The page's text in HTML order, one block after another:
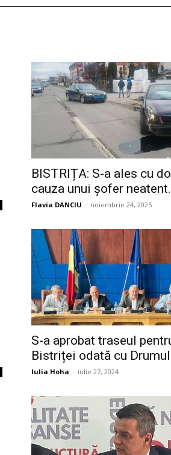
BISTRIȚA: S-a ales cu
cauza unui șofer
Flavia DANCIU - noiembrie 24, 2025
S-a aprobat traseul
Bistriței odată cu Drumul
Iulia Hoha - iulie 27, 2024